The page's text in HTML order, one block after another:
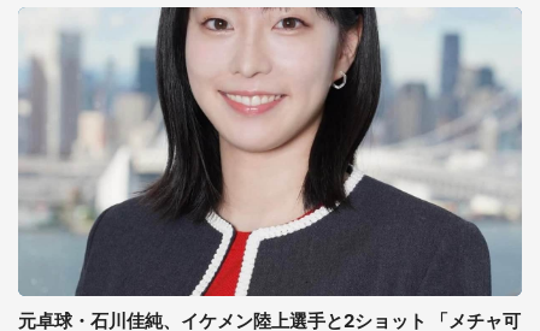
元卓球・石川佳純、イケメン陸上選手と2ショット 「メチャ可